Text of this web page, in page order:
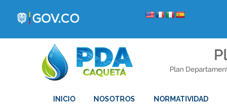
INICIO NOSOTROS NORMATIVIDAD